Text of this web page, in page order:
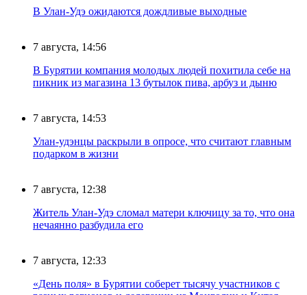
В Улан-Удэ ожидаются дождливые выходные
7 августа, 14:56
В Бурятии компания молодых людей похитила себе на
пикник из магазина 13 бутылок пива, арбуз и дыню
7 августа, 14:53
Улан-удэнцы раскрыли в опросе, что считают главным
подарком в жизни
7 августа, 12:38
Житель Улан-Удэ сломал матери ключицу за то, что она
нечаянно разбудила его
7 августа, 12:33
«День поля» в Бурятии соберет тысячу участников с